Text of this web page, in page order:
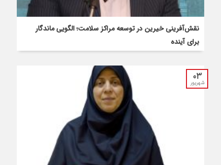
نقش‌آفرینی خیرین در توسعه مراکز سلامت؛ الگویی ماندگار
برای آینده
۰۳
شهریور